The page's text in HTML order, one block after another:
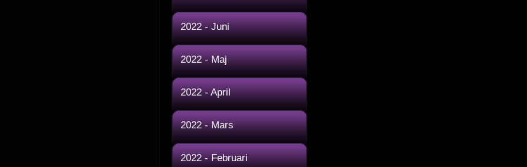
2022 - Juni
2022 - Maj
2022 - April
2022 - Mars
2022 - Februari